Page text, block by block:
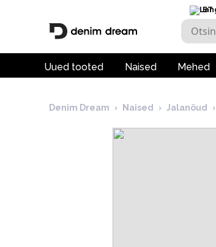
ET
Uued tooted Naised Mehed
Denim Dream › Naised › Jalanõud ›